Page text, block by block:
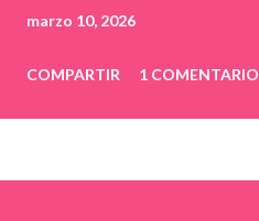
marzo 10, 2026
COMPARTIR 1 COMENTARIO